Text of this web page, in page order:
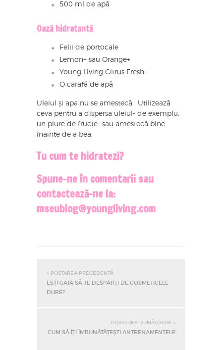
500 ml de apă
Oază hidratantă
Felii de portocale
Lemon+ sau Orange+
Young Living Citrus Fresh+
O carafă de apă
Uleiul și apa nu se amestecă. Utilizează
ceva pentru a dispersa uleiul- de exemplu,
un piure de fructe- sau amestecă bine
înainte de a bea.
Tu cum te hidratezi?
Spune-ne în comentarii sau
contactează-ne la:
mseublog@youngliving.com
« POSTAREA PRECEDENTĂ
EȘTI GATA SĂ TE DESPARȚI DE COSMETICELE
DURE?
POSTAREA URMĂTOARE »
CUM SĂ ÎȚI ÎMBUNĂTĂȚEȘTI ANTRENAMENTELE